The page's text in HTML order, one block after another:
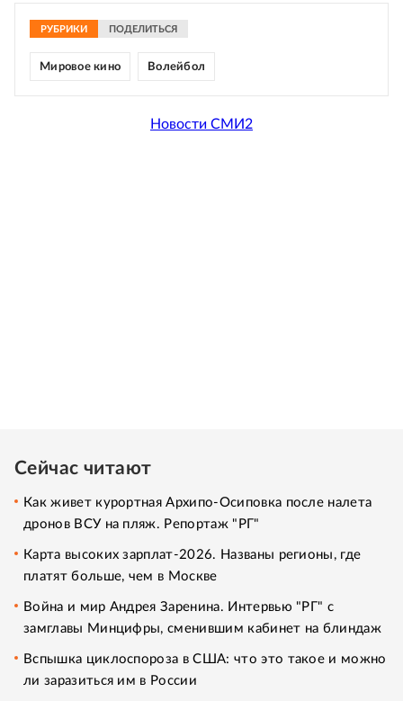
РУБРИКИ ПОДЕЛИТЬСЯ
Мировое кино Волейбол
Новости СМИ2
Сейчас читают
Как живет курортная Архипо-Осиповка после налета
дронов ВСУ на пляж. Репортаж "РГ"
Карта высоких зарплат-2026. Названы регионы, где
платят больше, чем в Москве
Война и мир Андрея Заренина. Интервью "РГ" с
замглавы Минцифры, сменившим кабинет на блиндаж
Вспышка циклоспороза в США: что это такое и можно
ли заразиться им в России